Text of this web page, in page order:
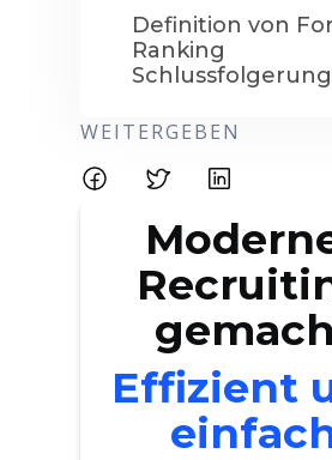
Definition von
Ranking
Schlussfolgerung
WEITERGEBEN
Effizient